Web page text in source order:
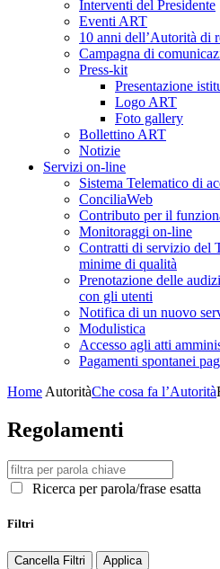
Interventi del Presidente
Eventi ART
10 anni dell’Autorità di
Campagna di
Press-kit
Presentazione
Logo ART
Foto gallery
Bollettino ART
Notizie
Servizi on-line
Sistema Telematico di
ConciliaWeb
Contributo per il
Monitoraggi on-line
Contratti di servizio del
minime di qualità
Prenotazione delle
con gli utenti
Notifica di un nuovo
Modulistica
Accesso agli atti
Pagamenti spontanei
Home AutoritàChe cosa fa l’Autorità
Regolamenti
Ricerca per parola/frase esatta
Filtri
Cancella Filtri Applica